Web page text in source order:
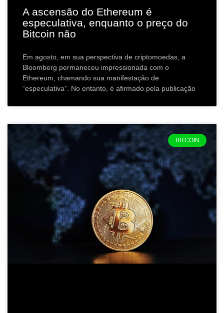
A ascensão do Ethereum é
especulativa, enquanto o preço do
Bitcoin não
Em agosto, em sua perspectiva de criptomoedas, a
Bloomberg permaneceu impressionada com o
Ethereum, chamando sua manifestação de
“especulativa”. No entanto, é afirmado pela publicação
BITCOIN